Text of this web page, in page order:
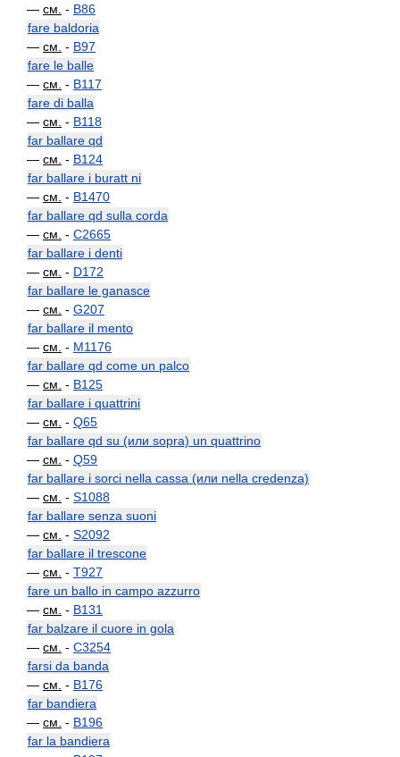
— см. - B86
fare baldoria
— см. - B97
fare le balle
— см. - B117
fare di balla
— см. - B118
far ballare qd
— см. - B124
far ballare i buratt ni
— см. - B1470
far ballare qd sulla corda
— см. - C2665
far ballare i denti
— см. - D172
far ballare le ganasce
— см. - G207
far ballare il mento
— см. - M1176
far ballare qd come un palco
— см. - B125
far ballare i quattrini
— см. - Q65
far ballare qd su (или sopra) un quattrino
— см. - Q59
far ballare i sorci nella cassa (или nella credenza)
— см. - S1088
far ballare senza suoni
— см. - S2092
far ballare il trescone
— см. - T927
fare un ballo in campo azzurro
— см. - B131
far balzare il cuore in gola
— см. - C3254
farsi da banda
— см. - B176
far bandiera
— см. - B196
far la bandiera